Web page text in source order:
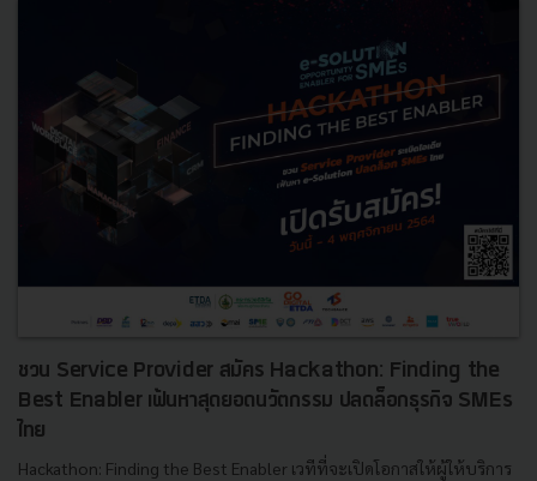
ชวน Service Provider สมัคร Hackathon: Finding the
Best Enabler เฟ้นหาสุดยอดนวัตกรรม ปลดล็อกธุรกิจ SMEs
ไทย
Hackathon: Finding the Best Enabler เวทีที่จะเปิดโอกาสให้ผู้ให้บริการ